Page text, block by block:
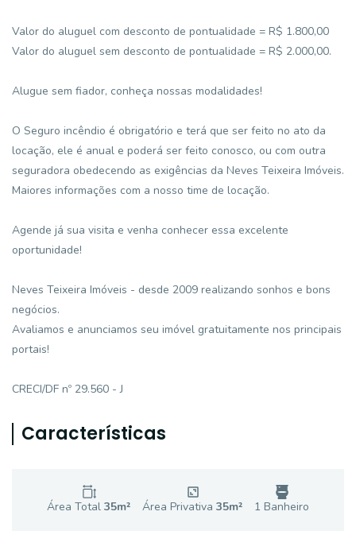
Valor do aluguel com desconto de pontualidade = R$ 1.800,00
Valor do aluguel sem desconto de pontualidade = R$ 2.000,00.
Alugue sem fiador, conheça nossas modalidades!
O Seguro incêndio é obrigatório e terá que ser feito no ato da
locação, ele é anual e poderá ser feito conosco, ou com outra
seguradora obedecendo as exigências da Neves Teixeira Imóveis.
Maiores informações com a nosso time de locação.
Agende já sua visita e venha conhecer essa excelente
oportunidade!
Neves Teixeira Imóveis - desde 2009 realizando sonhos e bons
negócios.
Avaliamos e anunciamos seu imóvel gratuitamente nos principais
portais!
CRECI/DF nº 29.560 - J
Características
Área Total 35m² Área Privativa 35m² 1 Banheiro